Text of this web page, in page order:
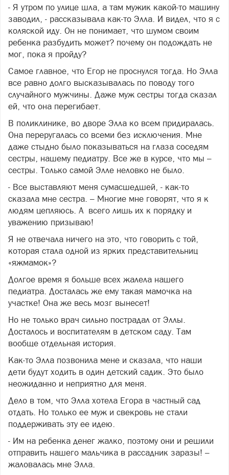
- Я утром по улице шла, а там мужик какой-то машину
заводил, - рассказывала как-то Элла. И видел, что я с
коляской иду. Он не понимает, что шумом своим
ребенка разбудить может? почему он подождать не
мог, пока я пройду?
Самое главное, что Егор не проснулся тогда. Но Элла
все равно долго высказывалась по поводу того
случайного мужчины. Даже муж сестры тогда сказал
ей, что она перегибает.
В поликлинике, во дворе Элла ко всем придиралась.
Она переругалась со всеми без исключения. Мне
даже стыдно было показываться на глаза соседям
сестры, нашему педиатру. Все же в курсе, что мы –
сестры. Только самой Элле неловко не было.
- Все выставляют меня сумасшедшей, - как-то
сказала мне сестра. – Многие мне говорят, что я к
людям цепляюсь. А всего лишь их к порядку и
уважению призываю!
Я не отвечала ничего на это, что говорить с той,
которая стала одной из ярких представительниц
«яжмамок»?
Долгое время я больше всех жалела нашего
педиатра. Досталась же ему такая мамочка на
участке! Она же весь мозг вынесет!
Но не только врач сильно пострадал от Эллы.
Досталось и воспитателям в детском саду. Там
вообще отдельная история.
Как-то Элла позвонила мене и сказала, что наши
дети будут ходить в один детский садик. Это было
неожиданно и неприятно для меня.
Дело в том, что Элла хотела Егора в частный сад
отдать. Но только ее муж и свекровь не стали
поддерживать эту ее идею.
- Им на ребенка денег жалко, поэтому они и решили
отправить нашего мальчика в рассадник заразы! –
жаловалась мне Элла.